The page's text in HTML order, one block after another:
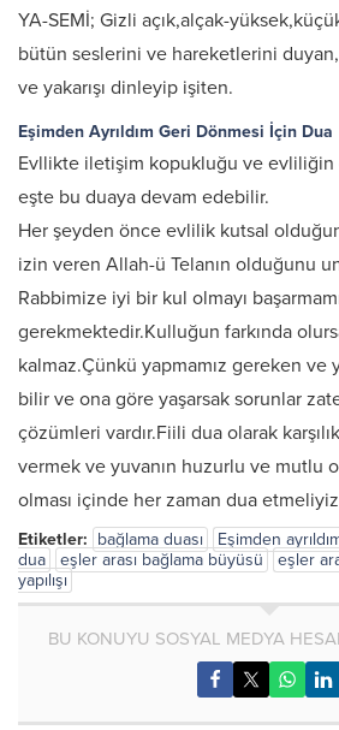
YA-SEMİ; Gizli açık,alçak-
bütün seslerini ve hareketlerini
ve yakarışı dinleyip işiten.
Eşimden Ayrıldım Geri Dönmesi İçin Dua
Evllikte iletişim kopukluğu ve
eşte bu duaya devam edebilir.
Her şeyden önce evlilik kutsal
izin veren Allah-ü Telanın olduğunu
Rabbimize iyi bir kul olmayı
gerekmektedir.Kulluğun farkında
kalmaz.Çünkü yapmamız gereken ve
bilir ve ona göre yaşarsak sorunlar
çözümleri vardır.Fiili dua olarak
vermek ve yuvanın huzurlu ve mutlu
olması içinde her zaman dua
Etiketler: bağlama duası
Eşimden
dua
eşler arası bağlama büyüsü
eşler
yapılışı
BU KONUYU SOSYAL MEDYA